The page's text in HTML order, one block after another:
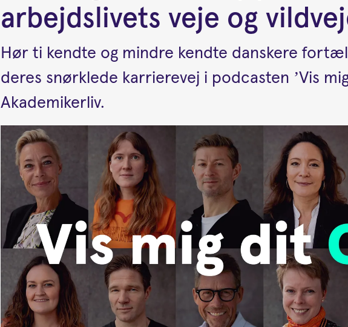
arbejdslivets veje og
Hør ti kendte og mindre kendte danskere
deres snørklede karrierevej i podcasten ’Vis
Akademikerliv.